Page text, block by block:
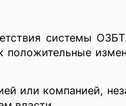
системы
положительные
или компанией,